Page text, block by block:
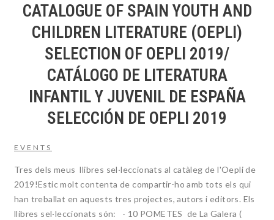
CATALOGUE OF SPAIN YOUTH AND
CHILDREN LITERATURE (OEPLI)
SELECTION OF OEPLI 2019/
CATÁLOGO DE LITERATURA
INFANTIL Y JUVENIL DE ESPAÑA
SELECCIÓN DE OEPLI 2019
EVENTS
Tres dels meus llibres sel·leccionats al catàleg de l'Oepli de
2019!Estic molt contenta de compartir-ho amb tots els qui
han treballat en aquests tres projectes, autors i editors. Els
llibres sel·leccionats són: - 10 POMETES de La Galera (